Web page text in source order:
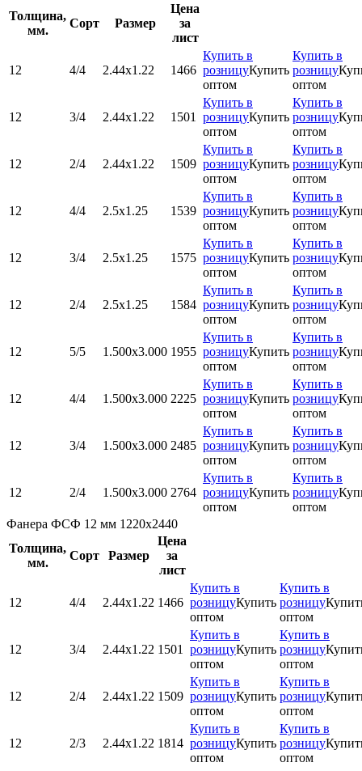
Толщина,
мм.
Сорт Размер
Цена
за
лист
12 4/4 2.44х1.22 1466
Купить в
розницуКупить
оптом
Купить в
розницу
оптом
12 3/4 2.44х1.22 1501
Купить в
розницуКупить
оптом
Купить в
розницу
оптом
12 2/4 2.44х1.22 1509
Купить в
розницуКупить
оптом
Купить в
розницу
оптом
12 4/4 2.5х1.25 1539
Купить в
розницуКупить
оптом
Купить в
розницу
оптом
12 3/4 2.5х1.25 1575
Купить в
розницуКупить
оптом
Купить в
розницу
оптом
12 2/4 2.5х1.25 1584
Купить в
розницуКупить
оптом
Купить в
розницу
оптом
12 5/5 1.500x3.000 1955
Купить в
розницуКупить
оптом
Купить в
розницу
оптом
12 4/4 1.500x3.000 2225
Купить в
розницуКупить
оптом
Купить в
розницу
оптом
12 3/4 1.500x3.000 2485
Купить в
розницуКупить
оптом
Купить в
розницу
оптом
12 2/4 1.500x3.000 2764
Купить в
розницуКупить
оптом
Купить в
розницу
оптом
Фанера ФСФ 12 мм 1220х2440
Толщина,
мм.
Сорт Размер
Цена
за
лист
12 4/4 2.44х1.22 1466
Купить в
розницуКупить
оптом
Купить в
розницу
оптом
12 3/4 2.44х1.22 1501
Купить в
розницуКупить
оптом
Купить в
розницу
оптом
12 2/4 2.44х1.22 1509
Купить в
розницуКупить
оптом
Купить в
розницу
оптом
12 2/3 2.44х1.22 1814
Купить в
розницуКупить
оптом
Купить в
розницу
оптом